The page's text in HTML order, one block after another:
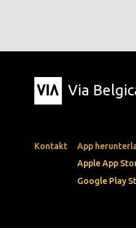
Via
Kontakt
App
Apple App
Google Play